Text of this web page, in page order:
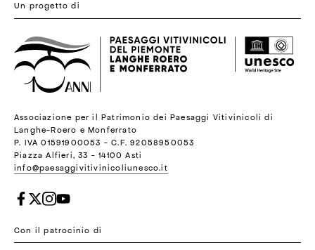
Un progetto di
Associazione per il Patrimonio dei Paesaggi Vitivinicoli di
Langhe-Roero e Monferrato
P. IVA 01591900053 - C.F. 92058950053
Piazza Alfieri, 33 - 14100 Asti
info@paesaggivitivinicoliunesco.it
Con il patrocinio di